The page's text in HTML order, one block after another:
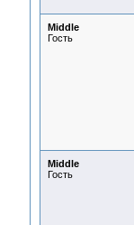
Middle
Гость
Middle
Гость